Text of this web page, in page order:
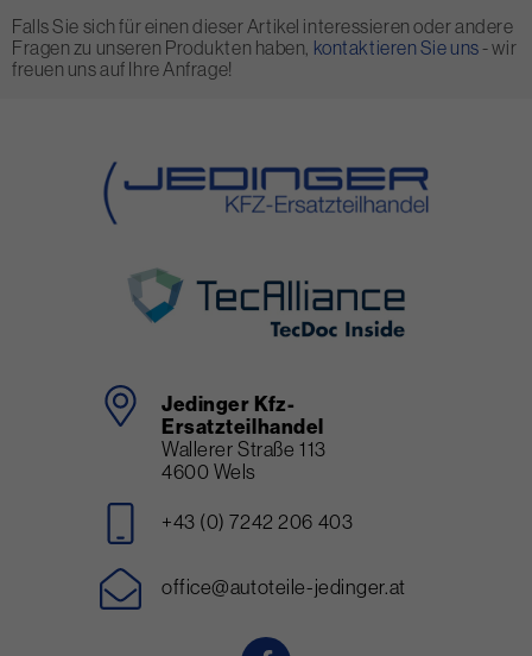
Falls Sie sich für einen dieser Artikel interessieren oder andere
Fragen zu unseren Produkten haben, kontaktieren Sie uns- wir
freuen uns auf Ihre Anfrage!
Jedinger Kfz-
Ersatzteilhandel
Wallerer Straße 113
4600 Wels
+43 (0) 7242 206 403
office@autoteile-jedinger.at